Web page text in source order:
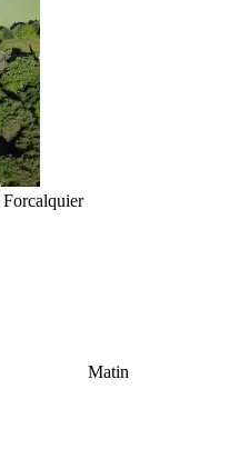
Forcalquier
Matin